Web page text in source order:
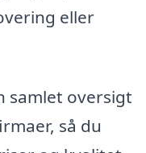
eller
samlet oversigt
så du